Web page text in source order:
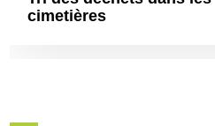
cimetières